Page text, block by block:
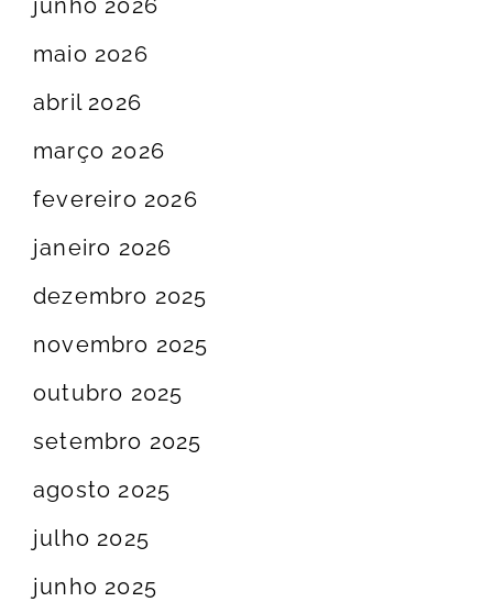
junho 2026
maio 2026
abril 2026
março 2026
fevereiro 2026
janeiro 2026
dezembro 2025
novembro 2025
outubro 2025
setembro 2025
agosto 2025
julho 2025
junho 2025